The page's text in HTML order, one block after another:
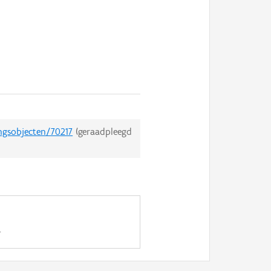
70217 (geraadpleegd